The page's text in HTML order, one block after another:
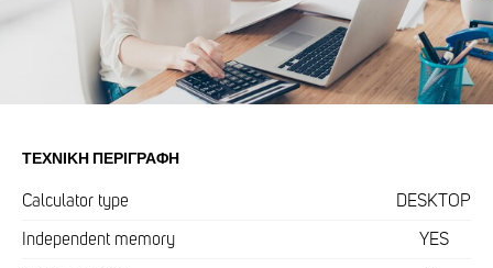
ΤΕΧΝΙΚΉ ΠΕΡΙΓΡΑΦΉ
Calculator type DESKTOP
Independent memory YES